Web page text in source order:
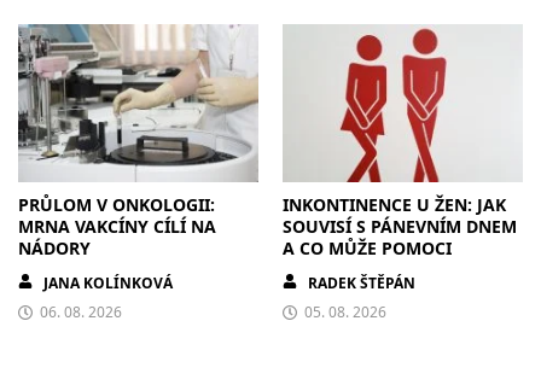
PRŮLOM V ONKOLOGII:
MRNA VAKCÍNY CÍLÍ NA
NÁDORY
JANA KOLÍNKOVÁ
06. 08. 2026
INKONTINENCE U ŽEN: JAK
SOUVISÍ S PÁNEVNÍM DNEM
A CO MŮŽE POMOCI
RADEK ŠTĚPÁN
05. 08. 2026